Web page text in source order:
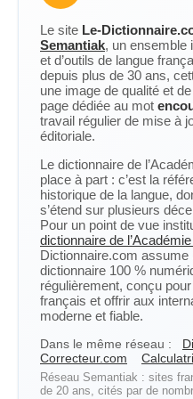
Le site Le-
Semantiak, un ensemble
et d’outils de langue
depuis plus de 30 ans,
une image de qualité et
page dédiée au mot
travail régulier de mise à
éditoriale.
Le dictionnaire de
place à part : c’est la
historique de la langue,
s’étend sur plusieurs
Pour un point de vue
dictionnaire de
Dictionnaire.com
dictionnaire 100 %
régulièrement, conçu
français et offrir aux
moderne et fiable.
Dans le même réseau :
Correcteur.com
Réseau Semantiak : sites
de 20 ans, cités par de